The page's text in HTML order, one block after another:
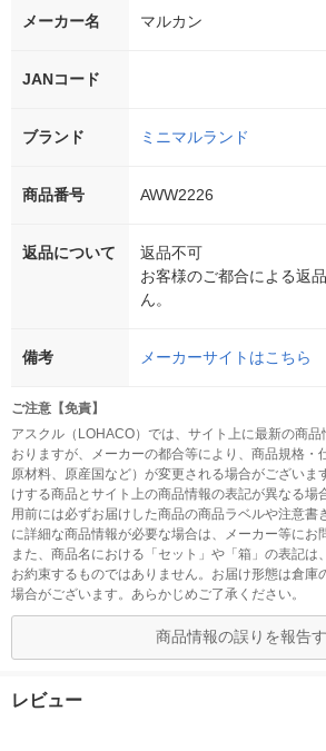
メーカー名 マルカン
JANコード
ブランド ミニマルランド
商品番号 AWW2226
返品について
返品不可
お客様のご都合による返
ん。
備考 メーカーサイトはこちら
ご注意【免責】
アスクル（LOHACO）では、サイト上に最新の商
おりますが、メーカーの都合等により、商品規格・
原材料、原産国など）が変更される場合がございま
けする商品とサイト上の商品情報の表記が異なる場
用前には必ずお届けした商品の商品ラベルや注意書
に詳細な商品情報が必要な場合は、メーカー等にお
また、商品名における「セット」や「箱」の表記は
お約束するものではありません。お届け形態は倉庫
場合がございます。あらかじめご了承ください。
商品情報の誤りを報告
レビュー